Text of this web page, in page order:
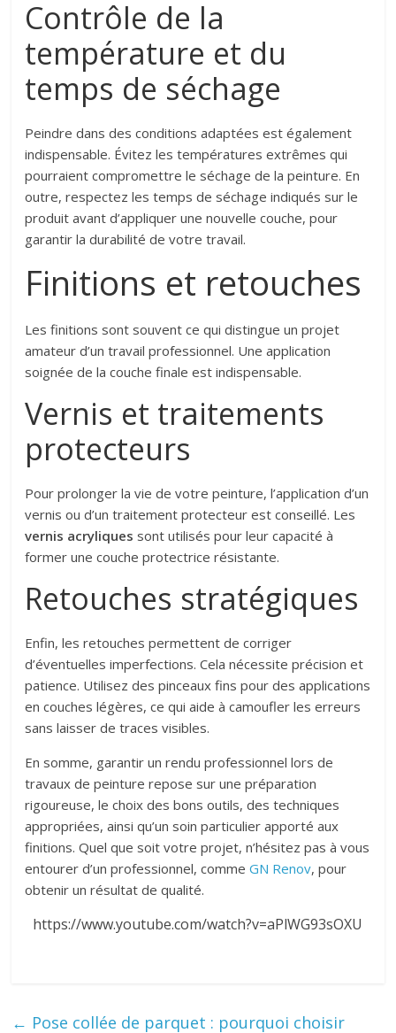
Contrôle de la
température et du
temps de séchage
Peindre dans des conditions adaptées est également
indispensable. Évitez les températures extrêmes qui
pourraient compromettre le séchage de la peinture. En
outre, respectez les temps de séchage indiqués sur le
produit avant d’appliquer une nouvelle couche, pour
garantir la durabilité de votre travail.
Finitions et retouches
Les finitions sont souvent ce qui distingue un projet
amateur d’un travail professionnel. Une application
soignée de la couche finale est indispensable.
Vernis et traitements
protecteurs
Pour prolonger la vie de votre peinture, l’application d’un
vernis ou d’un traitement protecteur est conseillé. Les
vernis acryliques sont utilisés pour leur capacité à
former une couche protectrice résistante.
Retouches stratégiques
Enfin, les retouches permettent de corriger
d’éventuelles imperfections. Cela nécessite précision et
patience. Utilisez des pinceaux fins pour des applications
en couches légères, ce qui aide à camoufler les erreurs
sans laisser de traces visibles.
En somme, garantir un rendu professionnel lors de
travaux de peinture repose sur une préparation
rigoureuse, le choix des bons outils, des techniques
appropriées, ainsi qu’un soin particulier apporté aux
finitions. Quel que soit votre projet, n’hésitez pas à vous
entourer d’un professionnel, comme GN Renov, pour
obtenir un résultat de qualité.
https://www.youtube.com/watch?v=aPlWG93sOXU
← Pose collée de parquet : pourquoi choisir